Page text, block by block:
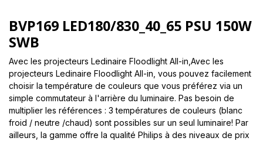
BVP169 LED180/830_40_65 PSU 150W
SWB
Avec les projecteurs Ledinaire Floodlight All-in,Avec les
projecteurs Ledinaire Floodlight All-in, vous pouvez facilement
choisir la température de couleurs que vous préférez via un
simple commutateur à l'arrière du luminaire. Pas besoin de
multiplier les références : 3 températures de couleurs (blanc
froid / neutre /chaud) sont possibles sur un seul luminaire! Par
ailleurs, la gamme offre la qualité Philips à des niveaux de prix